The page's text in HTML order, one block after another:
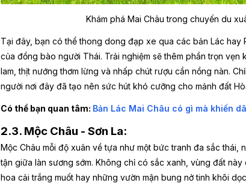
Khám phá Mai Châu trong chuyến du
Tại đây, bạn có thể thong dong đạp xe qua các bản Lác hay
của đồng bào người Thái. Trải nghiệm sẽ thêm phần trọn
lam, thịt nướng thơm lừng và nhấp chút rượu cần nồng nàn.
người nơi đây đã tạo nên sức hút khó cưỡng cho mảnh đất
Có thể bạn quan tâm: Bản Lác Mai Châu có gì mà khiến
2.3. Mộc Châu - Sơn La:
Mộc Châu mỗi độ xuân về tựa như một bức tranh đa sắc thái,
tận giữa làn sương sớm. Không chỉ có sắc xanh, vùng đất
hoa cải trắng muốt hay những vườn mận bung nở tinh khôi